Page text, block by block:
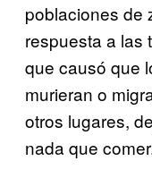
poblaciones de
respuesta a las
que causó que
murieran o
otros lugares,
nada que